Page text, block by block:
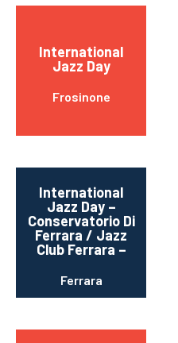
International
Jazz Day
Frosinone
International
Jazz Day –
Conservatorio Di
Ferrara / Jazz
Club Ferrara –
Ferrara